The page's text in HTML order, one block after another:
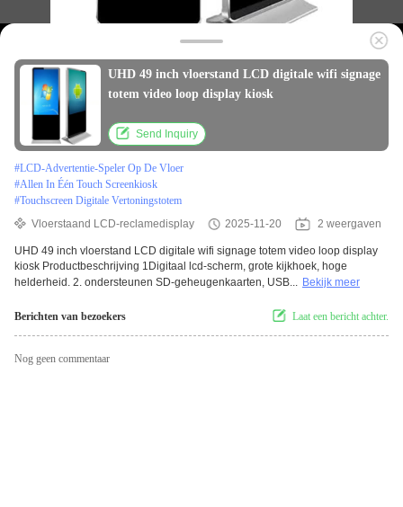
UHD 49 inch vloerstand LCD digitale wifi signage
totem video loop display kiosk
Send Inquiry
#LCD-Advertentie-Speler Op De Vloer
#Allen In Één Touch Screenkiosk
#Touchscreen Digitale Vertoningstotem
Vloerstaand LCD-reclamedisplay
2025-11-20 2 weergaven
UHD 49 inch vloerstand LCD digitale wifi signage totem video loop display
kiosk Productbeschrijving 1Digitaal lcd-scherm, grote kijkhoek, hoge
helderheid. 2. ondersteunen SD-geheugenkaarten, USB... Bekijk meer
Berichten van bezoekers Laat een bericht achter.
Nog geen commentaar